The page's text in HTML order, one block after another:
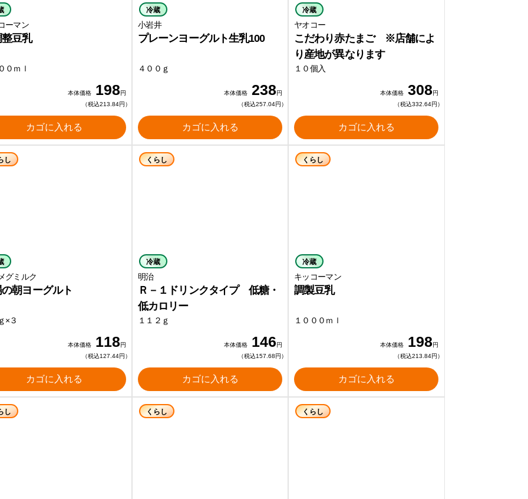
ーマン
豆乳
０ｍｌ
本体価格 198円
（税込213.84円）
カゴに入れる
冷蔵
小岩井
プレーンヨーグルト生乳100
４００ｇ
本体価格 238円
（税込257.04円）
カゴに入れる
冷蔵
ヤオコー
こだわり赤たまご ※店舗によ
り産地が異なります
１０個入
本体価格 308円
（税込332.64円）
カゴに入れる
し
グミルク
朝ヨーグルト
×３
本体価格 118円
（税込127.44円）
カゴに入れる
くらし
冷蔵
明治
Ｒ－１ドリンクタイプ 低糖・
低カロリー
１１２ｇ
本体価格 146円
（税込157.68円）
カゴに入れる
くらし
冷蔵
キッコーマン
調製豆乳
１０００ｍｌ
本体価格 198円
（税込213.84円）
カゴに入れる
し くらし くらし